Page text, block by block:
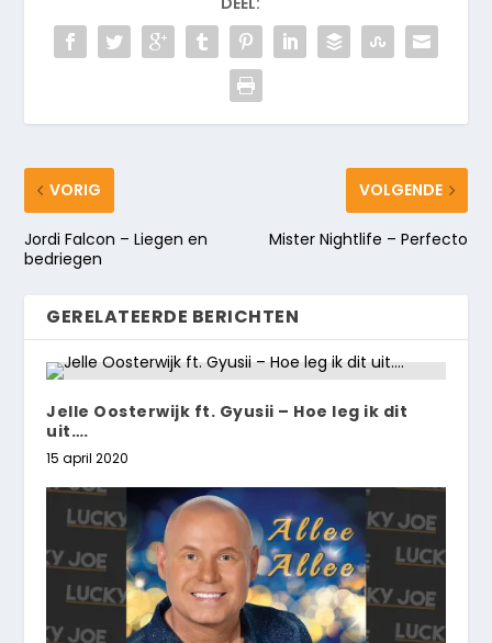
VORIG
Jordi Falcon – Liegen en
bedriegen
VOLGENDE
Mister Nightlife – Perfecto
GERELATEERDE BERICHTEN
Jelle Oosterwijk ft. Gyusii – Hoe leg ik dit
uit….
15 april 2020